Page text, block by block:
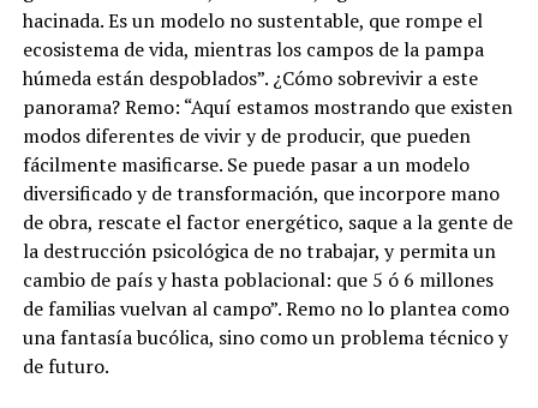
hacinada. Es un modelo no sustentable, que rompe el
ecosistema de vida, mientras los campos de la pampa
húmeda están despoblados”. ¿Cómo sobrevivir a este
panorama? Remo: “Aquí estamos mostrando que existen
modos diferentes de vivir y de producir, que pueden
fácilmente masificarse. Se puede pasar a un modelo
diversificado y de transformación, que incorpore mano
de obra, rescate el factor energético, saque a la gente de
la destrucción psicológica de no trabajar, y permita un
cambio de país y hasta poblacional: que 5 ó 6 millones
de familias vuelvan al campo”. Remo no lo plantea como
una fantasía bucólica, sino como un problema técnico y
de futuro.